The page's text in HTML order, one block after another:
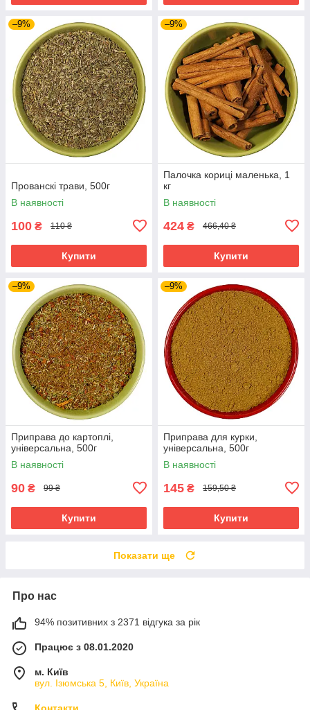
–9%
Прованскі трави, 500г
В наявності
100 ₴ 110 ₴
Купити
–9%
Палочка кориці маленька, 1
кг
В наявності
424 ₴ 466,40 ₴
Купити
–9%
Приправа до картоплі,
універсальна, 500г
В наявності
90 ₴ 99 ₴
Купити
–9%
Приправа для курки,
універсальна, 500г
В наявності
145 ₴ 159,50 ₴
Купити
Показати ще
Про нас
94% позитивних з 2371 відгука за рік
Працює з 08.01.2020
м. Київ
вул. Ізюмська 5, Київ, Україна